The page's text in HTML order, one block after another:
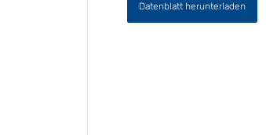
Datenblatt herunterladen